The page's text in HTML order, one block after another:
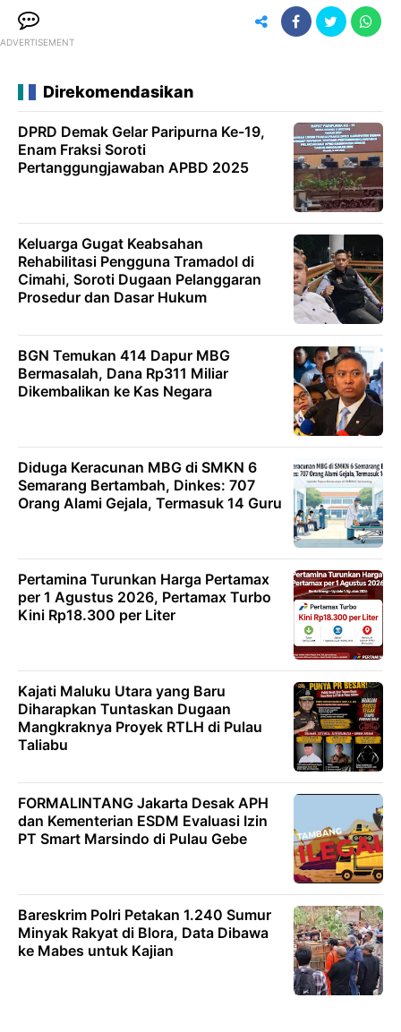
ADVERTISEMENT
Direkomendasikan
DPRD Demak Gelar Paripurna Ke-19,
Enam Fraksi Soroti
Pertanggungjawaban APBD 2025
Keluarga Gugat Keabsahan
Rehabilitasi Pengguna Tramadol di
Cimahi, Soroti Dugaan Pelanggaran
Prosedur dan Dasar Hukum
BGN Temukan 414 Dapur MBG
Bermasalah, Dana Rp311 Miliar
Dikembalikan ke Kas Negara
Diduga Keracunan MBG di SMKN 6
Semarang Bertambah, Dinkes: 707
Orang Alami Gejala, Termasuk 14 Guru
Pertamina Turunkan Harga Pertamax
per 1 Agustus 2026, Pertamax Turbo
Kini Rp18.300 per Liter
Kajati Maluku Utara yang Baru
Diharapkan Tuntaskan Dugaan
Mangkraknya Proyek RTLH di Pulau
Taliabu
FORMALINTANG Jakarta Desak APH
dan Kementerian ESDM Evaluasi Izin
PT Smart Marsindo di Pulau Gebe
Bareskrim Polri Petakan 1.240 Sumur
Minyak Rakyat di Blora, Data Dibawa
ke Mabes untuk Kajian